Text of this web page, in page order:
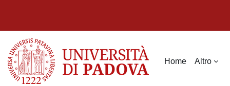
Home Altro